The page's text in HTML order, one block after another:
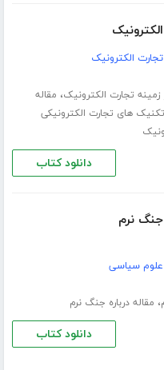
الکترونیک
زمینه تجارت الکترونیک، مقاله
تکنیک های تجارت الکترونیکی
دانلود کتاب
نرم
سیاسی
، مقاله درباره جنگ نرم
دانلود کتاب